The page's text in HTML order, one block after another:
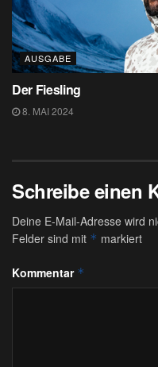
AUSGABE
Der Fiesling
8. MAI 2024
Schreibe einen
Deine E-Mail-Adresse wird
Felder sind mit * markiert
Kommentar *